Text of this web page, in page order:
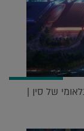
של סין |